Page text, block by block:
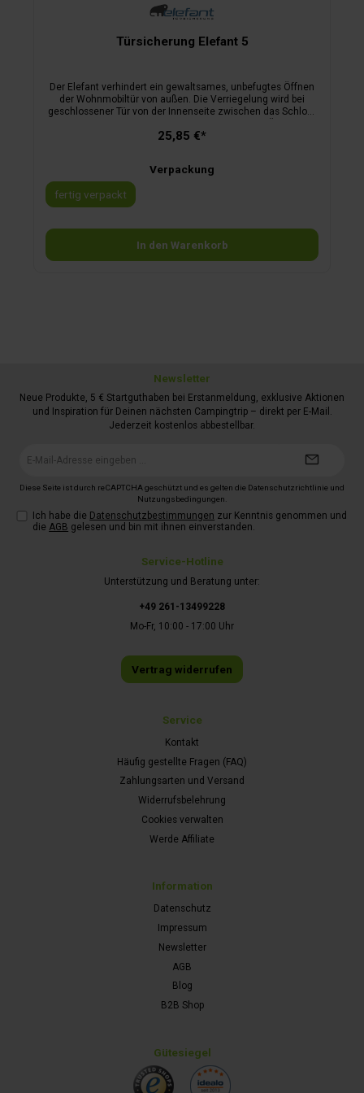
Türsicherung Elefant 5
Der Elefant verhindert ein gewaltsames, unbefugtes Öffnen
der Wohnmobiltür von außen. Die Verriegelung wird bei
geschlossener Tür von der Innenseite zwischen das Schloss
Tür weder von außen noch von innen möglich.kein
Innenraumvon Campern für Camper
25,85 €*
Verpackung
fertig verpackt
In den Warenkorb
Service-Hotline
Unterstützung und Beratung unter:
+49 261-13499228
Mo-Fr, 10:00 - 17:00 Uhr
Vertrag widerrufen
Service
Kontakt
Häufig gestellte Fragen (FAQ)
Zahlungsarten und Versand
Widerrufsbelehrung
Cookies verwalten
Werde Affiliate
Information
Datenschutz
Impressum
Newsletter
AGB
Blog
B2B Shop
Gütesiegel
Newsletter
Neue Produkte, 5 € Startguthaben bei Erstanmeldung, exklusive Aktionen
und Inspiration für Deinen nächsten Campingtrip – direkt per E-Mail.
Jederzeit kostenlos abbestellbar.
Diese Seite ist durch reCAPTCHA geschützt und es gelten die Datenschutzrichtlinie und
Nutzungsbedingungen
Ich habe die Datenschutzbestimmungen zur Kenntnis genommen und
die AGB gelesen und bin mit ihnen einverstanden.